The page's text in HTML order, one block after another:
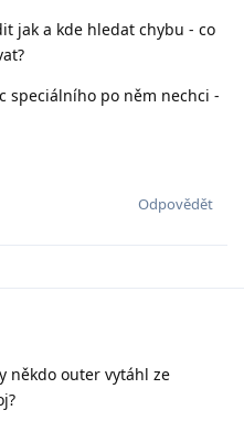
jak a kde hledat chybu - co
speciálního po něm nechci -
Odpovědět
někdo outer vytáhl ze